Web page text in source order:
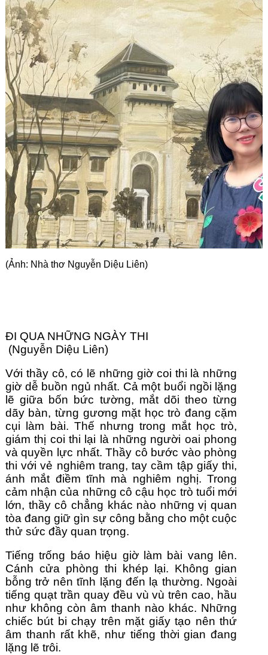
Góc chia sẻ
Liên hệ
Tìm kiếm
(Ảnh: Nhà thơ Nguyễn Diệu Liên)
ĐI QUA NHỮNG NGÀY THI
(Nguyễn Diệu Liên)
Với thầy cô, có lẽ những giờ coi thi là những
giờ dễ buồn ngủ nhất. Cả một buổi ngồi lặng
lẽ giữa bốn bức tường, mắt dõi theo từng
dãy bàn, từng gương mặt học trò đang cặm
cụi làm bài. Thế nhưng trong mắt học trò,
giám thị coi thi lại là những người oai phong
và quyền lực nhất. Thầy cô bước vào phòng
thi với vẻ nghiêm trang, tay cầm tập giấy thi,
ánh mắt điềm tĩnh mà nghiêm nghị. Trong
cảm nhận của những cô cậu học trò tuổi mới
lớn, thầy cô chẳng khác nào những vị quan
tòa đang giữ gìn sự công bằng cho một cuộc
thử sức đầy quan trọng.
Tiếng trống báo hiệu giờ làm bài vang lên.
Cánh cửa phòng thi khép lại. Không gian
bỗng trở nên tĩnh lặng đến lạ thường. Ngoài
tiếng quạt trần quay đều vù vù trên cao, hầu
như không còn âm thanh nào khác. Những
chiếc bút bi chạy trên mặt giấy tạo nên thứ
âm thanh rất khẽ, như tiếng thời gian đang
lặng lẽ trôi.